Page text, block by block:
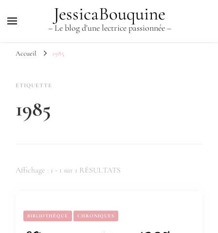
JessicaBouquine
– Le blog d'une lectrice passionnée –
Accueil 1985
ÉTIQUETTE
1985
Affichage : 1 - 1 sur 1 RÉSULTATS
BIBLIOTHÈQUE CHRONIQUES